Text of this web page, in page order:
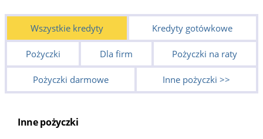
Wszystkie kredyty Kredyty gotówkowe
Pożyczki Dla firm Pożyczki na raty
Pożyczki darmowe Inne pożyczki >>
Inne pożyczki